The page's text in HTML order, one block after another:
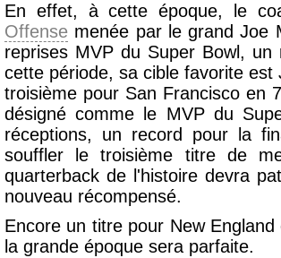
En effet, à cette époque, le
Offense menée par le grand Joe
reprises MVP du Super Bowl,
cette période, sa cible favorite
troisième pour San Francisco en
désigné comme le MVP du
réceptions, un record pour la
souffler le troisième titre de
quarterback de l'histoire devra
nouveau récompensé.
Encore un titre pour New
la grande époque sera parfaite.